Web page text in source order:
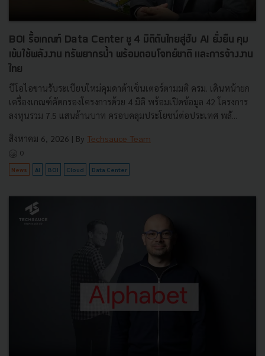
BOI รื้อเกณฑ์ Data Center ชู 4 มิติดันไทยสู่ฮับ AI ยั่งยืน คุม
เข้มใช้พลังงาน ทรัพยากรน้ำ พร้อมตอบโจทย์ชาติ และการจ้างงาน
ไทย
บีโอไอขานรับระเบียบใหม่คุมดาต้าเซ็นเตอร์ตามมติ ครม. เดินหน้ายก
เครื่องเกณฑ์คัดกรองโครงการด้วย 4 มิติ พร้อมเปิดข้อมูล 42 โครงการ
ลงทุนรวม 7.5 แสนล้านบาท ครอบคลุมประโยชน์ต่อประเทศ พลั...
สิงหาคม 6, 2026 | By Techsauce Team
0
News AI BOI Cloud Data Center